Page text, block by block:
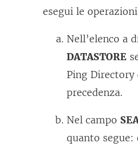
esegui le
Nell’elenco a
DATASTORE
Ping
precedenza.
Nel campo
quanto segue: